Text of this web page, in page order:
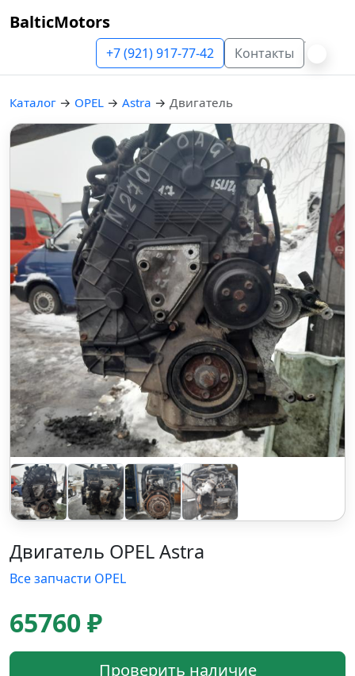
BalticMotors
+7 (921) 917-77-42 Контакты
Каталог → OPEL → Astra → Двигатель
Двигатель OPEL Astra
Все запчасти OPEL
65760 ₽
Проверить наличие